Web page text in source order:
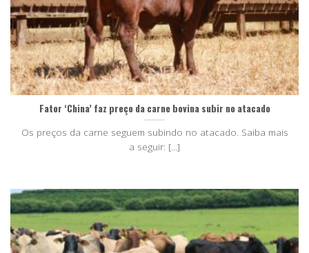
Fator ‘China’ faz preço da carne bovina subir no atacado
Os preços da carne seguem subindo no atacado. Saiba mais
a seguir: [...]